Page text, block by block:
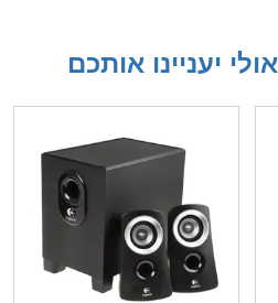
יעניינו אותכם